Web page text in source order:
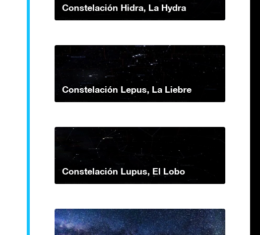
Constelación Hidra, La Hydra
Constelación Lepus, La Liebre
Constelación Lupus, El Lobo